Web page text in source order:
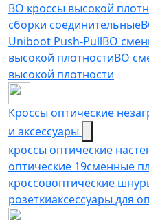
ВО кроссы высокой
сборки соединительные
Uniboot Push-PullВО
высокой плотностиВО
высокой плотности
Кроссы оптические
и аксессуары
кроссы оптические
оптические 19сменные
кроссовоптические
розеткиаксессуары для